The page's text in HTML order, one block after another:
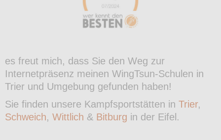
es freut mich, dass Sie den Weg zur
Internetpräsenz meinen WingTsun-Schulen in
Trier und Umgebung gefunden haben!
Sie finden unsere Kampfsportstätten in Trier,
Schweich, Wittlich & Bitburg in der Eifel.